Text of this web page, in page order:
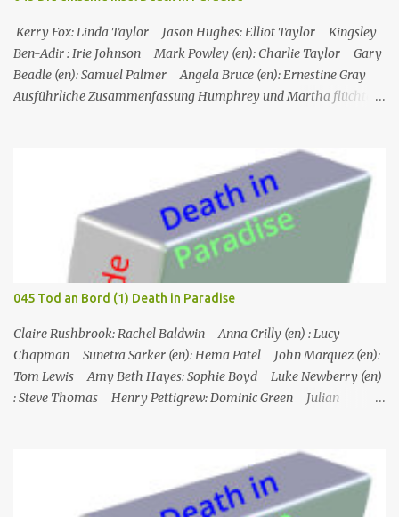
gebissen hat, sagt er "nettes Auge", und Ray antwortet mit "nettes
Gesicht". Ray Sho...
Kerry Fox: Linda Taylor Jason Hughes: Elliot Taylor Kingsley
Ben-Adir : Irie Johnson Mark Powley (en): Charlie Taylor Gary
Beadle (en): Samuel Palmer Angela Bruce (en): Ernestine Gray
Ausführliche Zusammenfassung Humphrey und Martha flüchten
wird einer der Besitzer, Charlie Taylor, erstochen in seinem
Zimmer aufgefunden, aber ein vertrauenswürdiger Zeuge, da es
sich um Humphrey selbst handelt, kann bestätigen, dass zwischen
dem Zeitpunkt, als Charlie in sein Zimmer ging, und dem
Zeitpunkt, als seine Leiche gefunden wurde, niemand nach oben
gegangen ist. Humphrey nimmt Martha mit auf eine Privatinsel,
wo es ein Hotel namens Hotel Cecile gibt, das den Taylor-Brüdern
(Elliot und Charlie) gehört. Während Humphrey und Martha
gemeinsam im Speisesa...
045 Tod an Bord (1) Death in Paradise
Claire Rushbrook: Rachel Baldwin Anna Crilly (en) : Lucy
Chapman Sunetra Sarker (en): Hema Patel John Marquez (en):
Tom Lewis Amy Beth Hayes: Sophie Boyd Luke Newberry (en)
: Steve Thomas Henry Pettigrew: Dominic Green Julian
seinem Boot aufgefunden. Der Verdacht fällt zunächst auf die
Touristen, die das Boot mit seinem Steuermann am Tag des
Mordes gemietet hatten, und dann auf eine Gruppe von Touristen,